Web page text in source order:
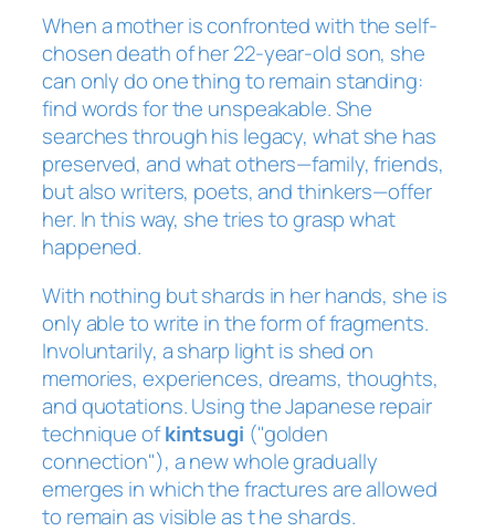
t
t
i
g
-
E
e
n
m
e
d
e
r
o
v
e
r
d
When a mother is confronted with the self-
chosen death of her 22-year-old son, she
can only do one thing to remain standing:
find words for the unspeakable. She
searches through his legacy, what she has
preserved, and what others—family, friends,
but also writers, poets, and thinkers—offer
her. In this way, she tries to grasp what
happened.
With nothing but shards in her hands, she is
only able to write in the form of fragments.
Involuntarily, a sharp light is shed on
memories, experiences, dreams, thoughts,
and quotations. Using the Japanese repair
technique ofkintsugi ("golden
connection"), a new whole gradually
emerges in which the fractures are allowed
to remain as visible asthe shards.